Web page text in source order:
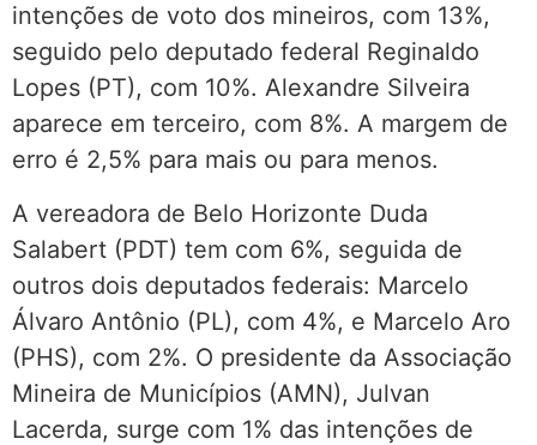
intenções de voto dos mineiros, com 13%,
seguido pelo deputado federal Reginaldo
Lopes (PT), com 10%. Alexandre Silveira
aparece em terceiro, com 8%. A margem de
erro é 2,5% para mais ou para menos.
A vereadora de Belo Horizonte Duda
Salabert (PDT) tem com 6%, seguida de
outros dois deputados federais: Marcelo
Álvaro Antônio (PL), com 4%, e Marcelo Aro
(PHS), com 2%. O presidente da Associação
Mineira de Municípios (AMN), Julvan
Lacerda, surge com 1% das intenções de